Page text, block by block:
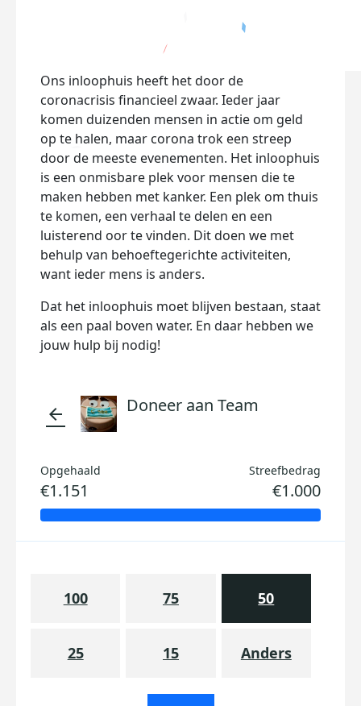
Ons inloophuis heeft het door de
coronacrisis financieel zwaar. Ieder jaar
komen duizenden mensen in actie om geld
op te halen, maar corona trok een streep
door de meeste evenementen. Het inloophuis
is een onmisbare plek voor mensen die te
maken hebben met kanker. Een plek om thuis
te komen, een verhaal te delen en een
luisterend oor te vinden. Dit doen we met
behulp van behoeftegerichte activiteiten,
want ieder mens is anders.
Dat het inloophuis moet blijven bestaan, staat
als een paal boven water. En daar hebben we
jouw hulp bij nodig!
arrow_back Doneer aan Team
Opgehaald
€1.151
Streefbedrag
€1.000
100 75 50
25 15 Anders